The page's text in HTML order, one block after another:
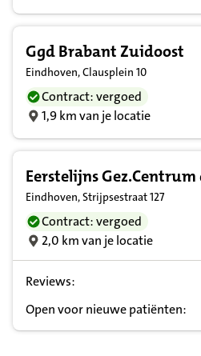
Ggd Brabant Zuidoost
Eindhoven, Clausplein 10
Contract: vergoed
1,9 km van je locatie
Eerstelijns Gez.Centrum
Eindhoven, Strijpsestraat 127
Contract: vergoed
2,0 km van je locatie
Reviews:
Open voor nieuwe patiënten: